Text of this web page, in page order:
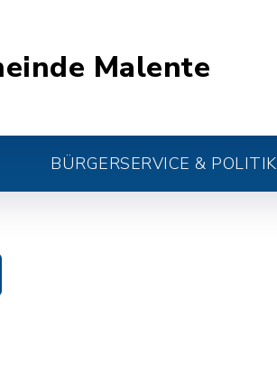
Malente
BÜRGERSERVICE & POLITIK